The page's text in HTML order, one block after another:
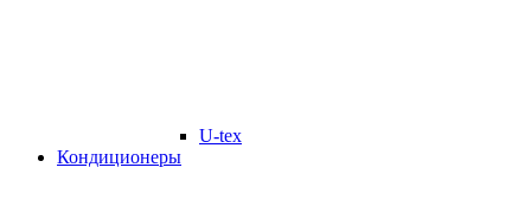
U-tex
Кондиционеры